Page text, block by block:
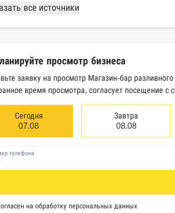
Росстата
ЕГРЮЛ и ЕГРИП Федеральной
Картотека арбитражных дел Высшего
федеральный реестр сведений о
Единый федеральный реестр сведений о
товарных знаков и знаков
исполнительного производства
Центры раскрытия информации эмитентами
лицензий: Росалкоголь,
все источники
просмотр бизнеса
заявку на просмотр Магазин-бар
время просмотра, согласует посещение с
Сегодня
07.08
Завтра
08.08
телефона
на обработку персональных данных